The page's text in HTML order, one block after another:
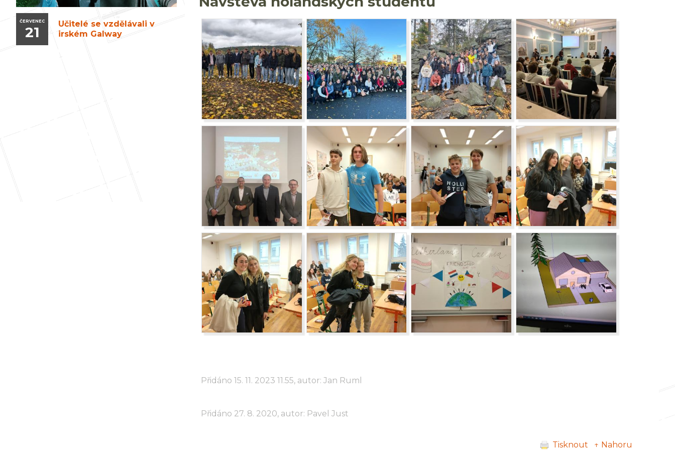
Přidáno 15. 11. 2023 11.55, autor: Jan Ruml
Přidáno 27. 8. 2020, autor: Pavel Just
Tisknout ↑ Nahoru
ČERVENEC
21
Učitelé se vzdělávali v
irském Galway